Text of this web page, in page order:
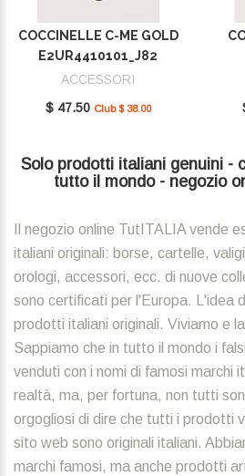
COCCINELLE C-ME GOLD
E2UR4410101_J82
ACCESSORI
$ 47.50 Club $ 38.00
Solo prodotti italiani genuini -
tutto il mondo - negozio
Il negozio online TutITALIA vende
italiani originali: borse, cartelle,
orologi, accessori, ecc. di nuove
sono certificati per l'Europa. L'idea
prodotti italiani originali. Viviamo e
Sappiamo che in tutto il mondo i
venduti con i nomi di famosi marchi
realtà, ma, per fortuna, non tutti
orgogliosi di dire che tutti i prodotti
sito web sono originali italiani.
marchi famosi, ma anche prodotti